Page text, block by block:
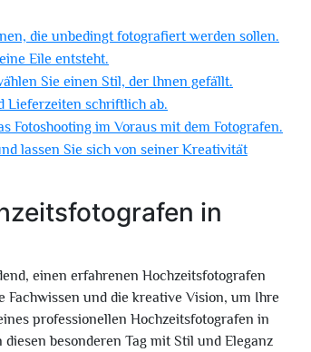
die unbedingt fotografiert werden sollen.
Eile entsteht.
Sie einen Stil, der Ihnen gefällt.
Lieferzeiten schriftlich ab.
Fotoshooting im Voraus mit dem Fotografen.
lassen Sie sich von seiner Kreativität
in
einen erfahrenen Hochzeitsfotografen
und die kreative Vision, um Ihre
professionellen Hochzeitsfotografen in
besonderen Tag mit Stil und Eleganz